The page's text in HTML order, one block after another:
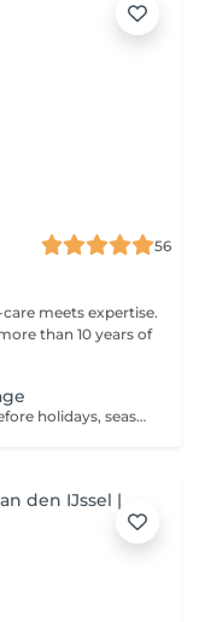
56
than 10 years of
Awaken your skin and senses. Perfect before holidays, seasonal resets or after a long week.